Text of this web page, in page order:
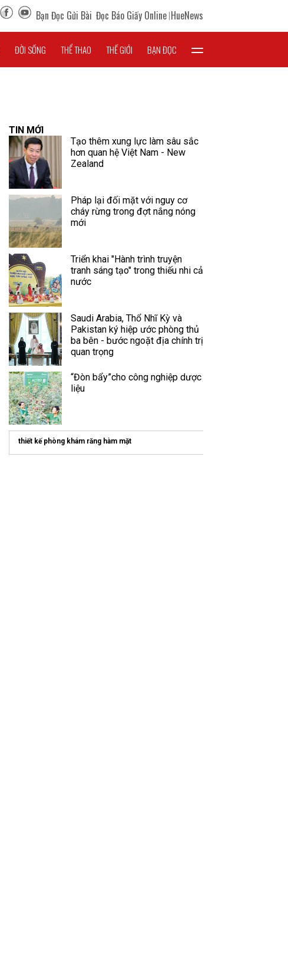
Bạn Đọc Gửi Bài Đọc Báo Giấy Online HueNews
ĐỜI SỐNG THỂ THAO THẾ GIỚI BẠN ĐỌC
TIN MỚI
Tạo thêm xung lực làm sâu sắc
hơn quan hệ Việt Nam - New
Zealand
Pháp lại đối mặt với nguy cơ
cháy rừng trong đợt nắng nóng
mới
Triển khai "Hành trình truyện
tranh sáng tạo" trong thiếu nhi cả
nước
Saudi Arabia, Thổ Nhĩ Kỳ và
Pakistan ký hiệp ước phòng thủ
ba bên - bước ngoặt địa chính trị
quan trọng
“Đòn bẩy”cho công nghiệp dược
liệu
thiết kế phòng khám răng hàm mặt